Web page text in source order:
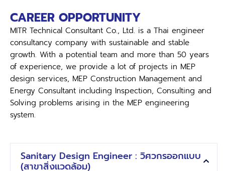
CAREER OPPORTUNITY
MITR Technical Consultant Co., Ltd. is a Thai engineer
consultancy company with sustainable and stable
growth. With a potential team and more than 50 years
of experience, we provide a lot of projects in MEP
design services, MEP Construction Management and
Energy Consultant including Inspection, Consulting and
Solving problems arising in the MEP engineering
system.
Sanitary Design Engineer : วิศวกรออกแบบ
(สาขาสิ่งแวดล้อม)